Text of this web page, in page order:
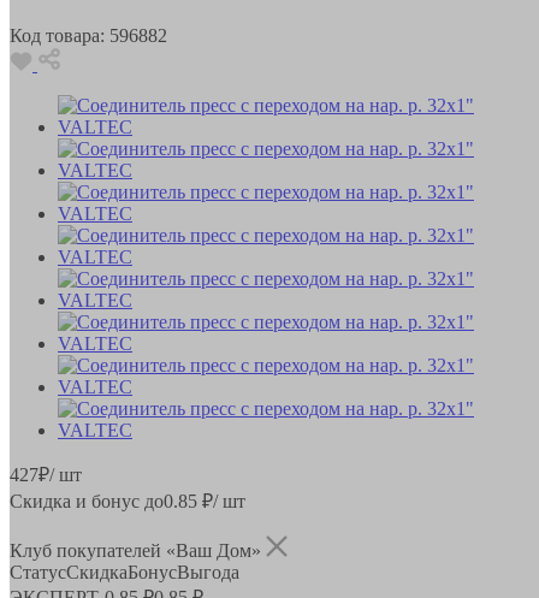
Код товара: 596882
427₽/ шт
Скидка и бонус до0.85 ₽/ шт
Клуб покупателей «Ваш Дом»
СтатусСкидкаБонусВыгода